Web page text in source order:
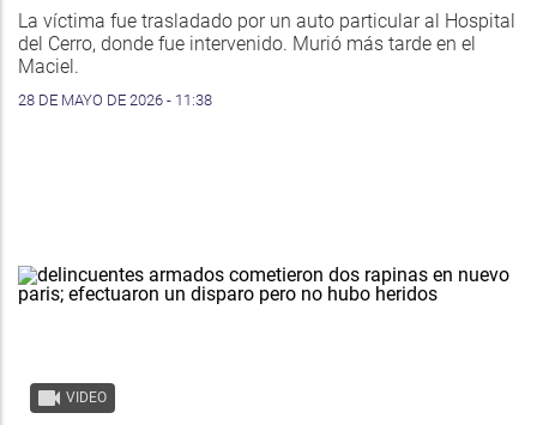
La víctima fue trasladado por un auto particular al Hospital
del Cerro, donde fue intervenido. Murió más tarde en el
Maciel.
28 DE MAYO DE 2026 - 11:38
VIDEO